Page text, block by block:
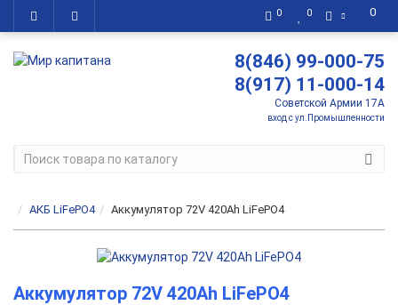
0
0 0
8(846) 99-000-75
8(917) 11-000-14
Советской Армии 17А
вход с ул.Промышленности
АКБ LiFePO4 Аккумулятор 72V 420Ah LiFePO4
Аккумулятор 72V 420Ah LiFePO4